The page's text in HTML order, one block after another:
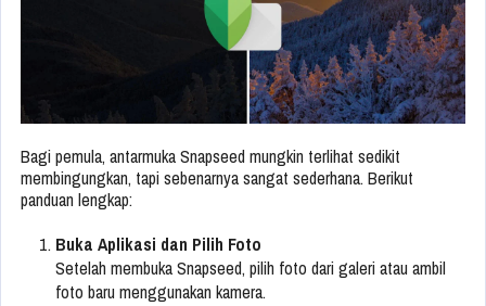
Bagi pemula, antarmuka Snapseed mungkin terlihat sedikit
membingungkan, tapi sebenarnya sangat sederhana. Berikut
panduan lengkap:
Buka Aplikasi dan Pilih Foto
Setelah membuka Snapseed, pilih foto dari galeri atau ambil
foto baru menggunakan kamera.